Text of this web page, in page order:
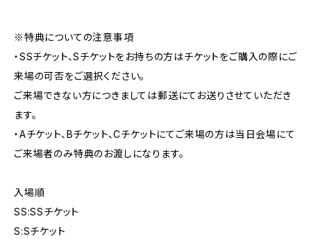
※特典についての注意事項
・SSチケット、Sチケットをお持ちの方はチケットをご購入の際にご
来場の可否をご選択ください。
ご来場できない方につきましては郵送にてお送りさせていただき
ます。
・Aチケット、Bチケット、Cチケットにてご来場の方は当日会場にて
ご来場者のみ特典のお渡しになります。
入場順
SS:SSチケット
S:Sチケット